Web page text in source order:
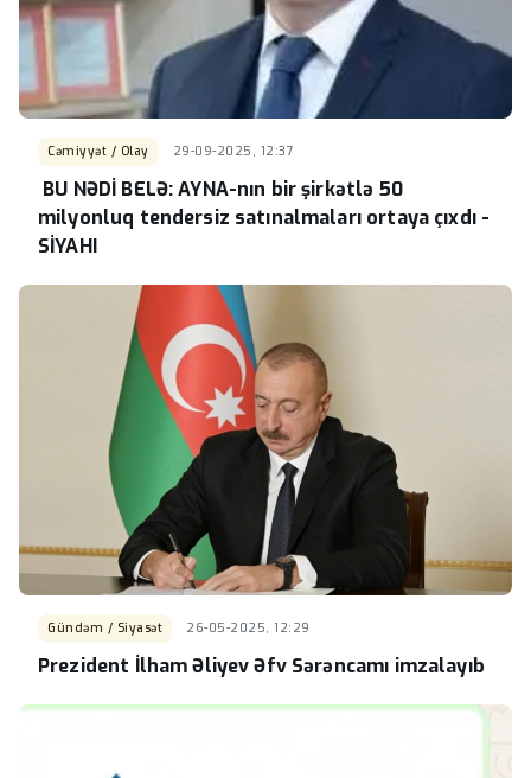
Cəmiyyət / Olay 29-09-2025, 12:37
BU NƏDİ BELƏ: AYNA-nın bir şirkətlə 50
milyonluq tendersiz satınalmaları ortaya çıxdı -
SİYAHI
Gündəm / Siyasət 26-05-2025, 12:29
Prezident İlham Əliyev Əfv Sərəncamı imzalayıb